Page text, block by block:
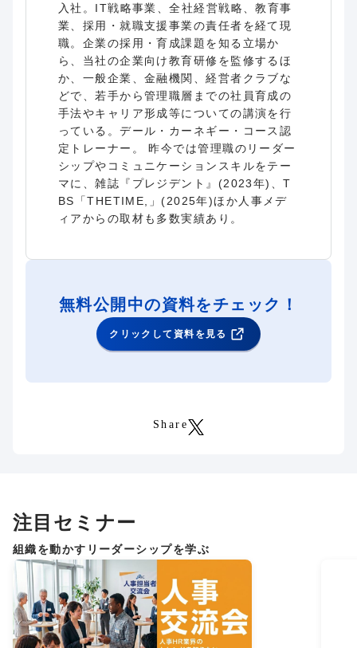
入社。IT戦略事業、全社経営戦略、教育事
業、採用・就職支援事業の責任者を経て現
職。企業の採用・育成課題を知る立場か
ら、当社の企業向け教育研修を監修するほ
か、一般企業、金融機関、経営者クラブな
どで、若手から管理職層までの社員育成の
手法やキャリア形成等についての講演を行
っている。デール・カーネギー・コース認
定トレーナー。 昨今では管理職のリーダー
シップやコミュニケーションスキルをテー
マに、雑誌『プレジデント』(2023年)、T
BS「THETIME,」(2025年)ほか人事メデ
ィアからの取材も多数実績あり。
無料公開中の資料をチェック！
クリックして資料を見る
Share
注目セミナー
組織を動かすリーダーシップを学ぶ